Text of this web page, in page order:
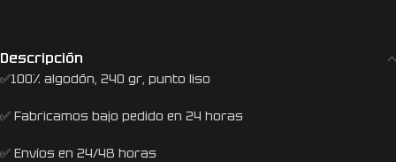
Descripción
✅100% algodón, 240 gr, punto liso
✅ Fabricamos bajo pedido en 24 horas
✅ Envíos en 24/48 horas